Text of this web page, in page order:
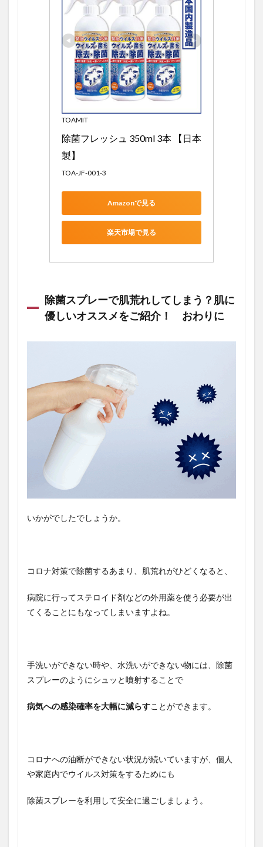
TOAMIT
除菌フレッシュ 350ml 3本 【日本
製】
TOA-JF-001-3
Amazonで見る
楽天市場で見る
除菌スプレーで肌荒れしてしまう？肌に
優しいオススメをご紹介！ おわりに
いかがでしたでしょうか。
コロナ対策で除菌するあまり、肌荒れがひどくなると、
病院に行ってステロイド剤などの外用薬を使う必要が出
てくることにもなってしまいますよね。
手洗いができない時や、水洗いができない物には、除菌
スプレーのようにシュッと噴射することで
病気への感染確率を大幅に減らすことができます。
コロナへの油断ができない状況が続いていますが、個人
や家庭内でウイルス対策をするためにも
除菌スプレーを利用して安全に過ごしましょう。